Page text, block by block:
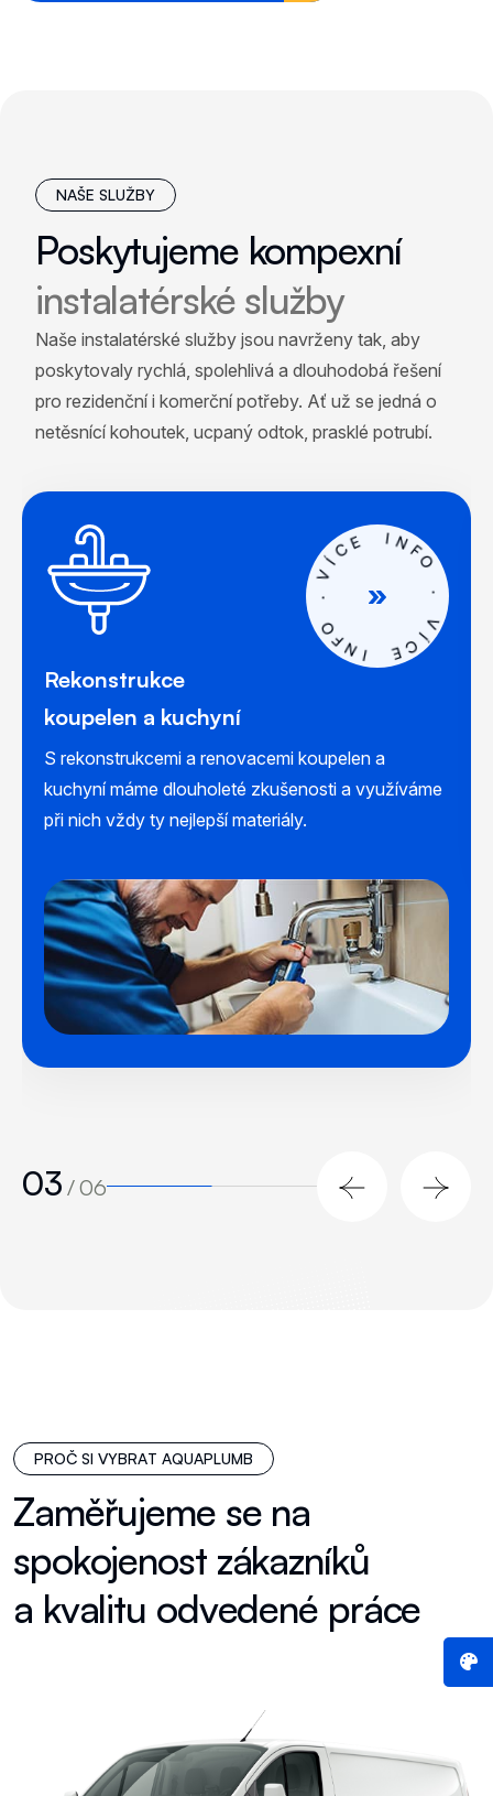
NAŠE SLUŽBY
Poskytujeme kompexní
instalatérské služby
Naše instalatérské služby jsou navrženy tak, aby
poskytovaly rychlá, spolehlivá a dlouhodobá řešení
pro rezidenční i komerční potřeby. Ať už se jedná o
netěsnící kohoutek, ucpaný odtok, prasklé potrubí.
V
ÍC IN
F
O
V
Í
C
I
N
F
.
Rekonstrukce
koupelen a kuchyní
S rekonstrukcemi a renovacemi koupelen a
kuchyní máme dlouholeté zkušenosti a využíváme
při nich vždy ty nejlepší materiály.
03 /06
PROČ SI VYBRAT AQUAPLUMB
Zaměřujeme se na
spokojenost zákazníků
a kvalitu odvedené práce